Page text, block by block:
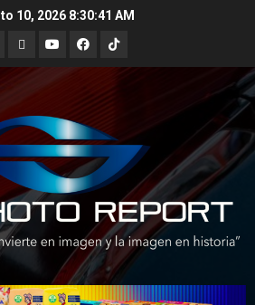
10, 2026 8:30:42 AM
X YoutubeFacebook
TikTok